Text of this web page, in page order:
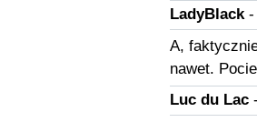
LadyBlack-
A,
nawet.
Luc du Lac-